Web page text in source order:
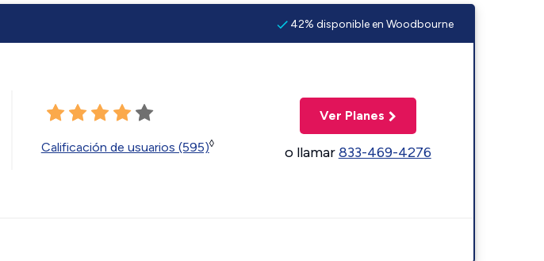
42% disponible en Woodbourne
Calificación de usuarios (595)◊
Ver Planes
o llamar833-469-4276